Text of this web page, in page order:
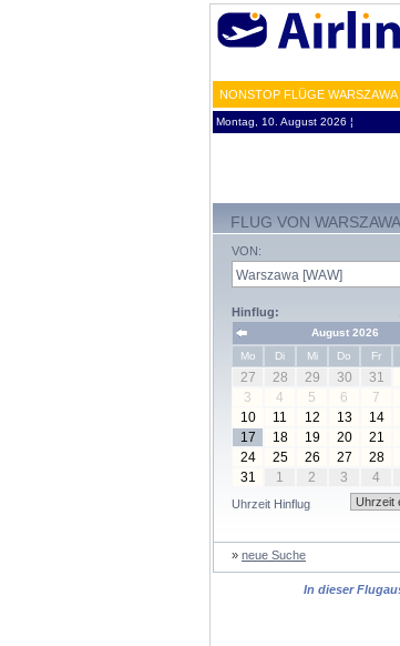
NONSTOP FLÜGE
Montag, 10. August 2026 ¦
FLUG VON
VON:
Hinflug:
August 2026
Mo
Di Mi Do Fr
27 28 29 30 31
3
4 5 6 7
10
11 12 13 14
17
18 19 20 21
24
25 26 27 28
31
1 2 3 4
Uhrzeit Hinflug
» neue Suche
In dieser